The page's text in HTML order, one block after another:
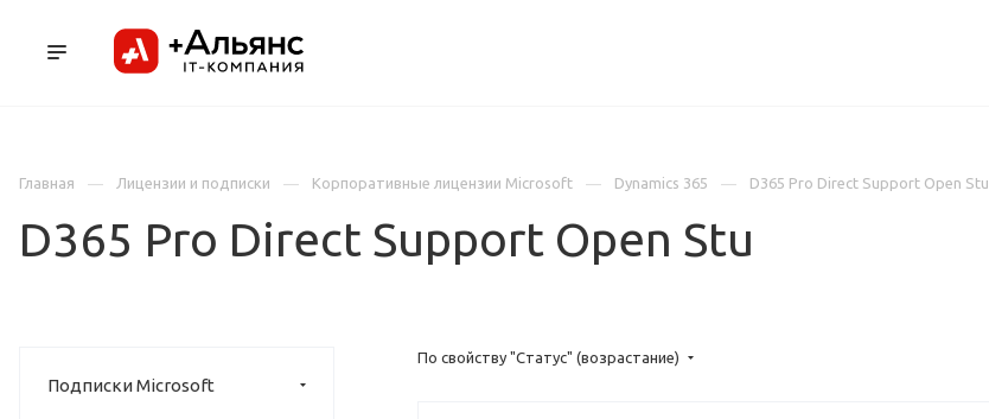
Главная
Лицензии и подписки Корпоративные лицензии Microsoft Dynamics 365 D365 Pro Direct Support Open Stu
D365 Pro Direct Support Open Stu
Подписки Microsoft
По свойству "Статус" (возрастание)